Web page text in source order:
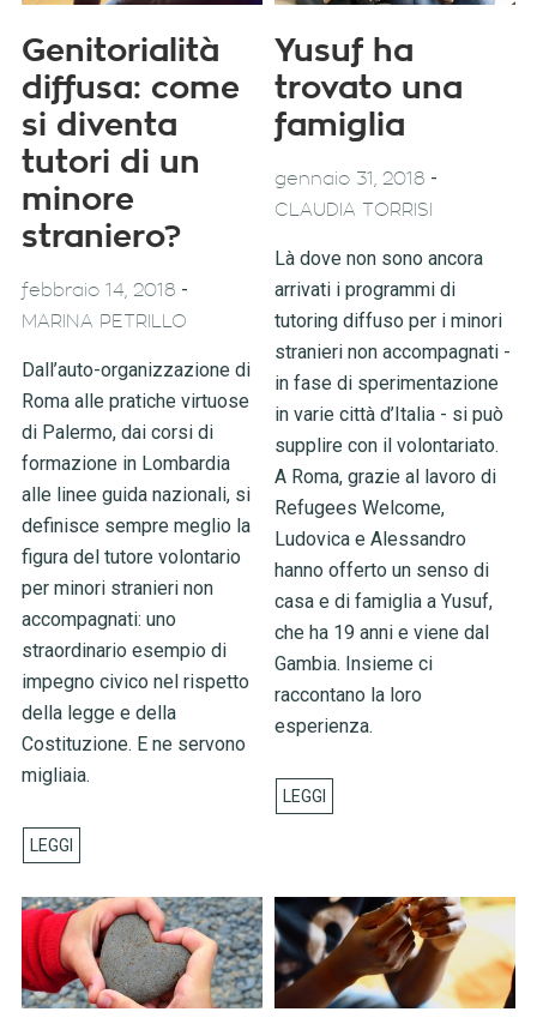
Genitorialità
diffusa: come
si diventa
tutori di un
minore
straniero?
febbraio 14, 2018 -
MARINA PETRILLO
Dall’auto-organizzazione di
Roma alle pratiche virtuose
di Palermo, dai corsi di
formazione in Lombardia
alle linee guida nazionali, si
definisce sempre meglio la
figura del tutore volontario
per minori stranieri non
accompagnati: uno
straordinario esempio di
impegno civico nel rispetto
della legge e della
Costituzione. E ne servono
migliaia.
Yusuf ha
trovato una
famiglia
gennaio 31, 2018 -
CLAUDIA TORRISI
Là dove non sono ancora
arrivati i programmi di
tutoring diffuso per i minori
stranieri non accompagnati -
in fase di sperimentazione
in varie città d’Italia - si può
supplire con il volontariato.
A Roma, grazie al lavoro di
Refugees Welcome,
Ludovica e Alessandro
hanno offerto un senso di
casa e di famiglia a Yusuf,
che ha 19 anni e viene dal
Gambia. Insieme ci
raccontano la loro
esperienza.